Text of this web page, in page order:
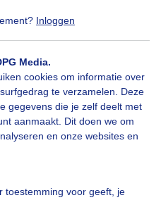
Inloggen
Media.
cookies om informatie over
te verzamelen. Deze
gegevens die je zelf deelt met
aanmaakt. Dit doen we om
en onze websites en
toestemming voor geeft, je